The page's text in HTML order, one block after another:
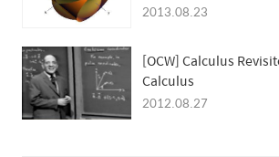
2013.08.23
[OCW] Calculus
Calculus
2012.08.27